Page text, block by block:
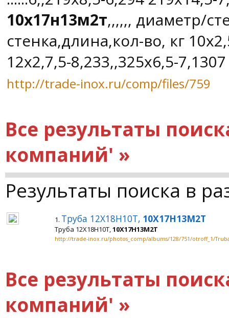
10х17н13м2т,,,,,, диаметр/
стенка,длина,кол-во, кг
12х2,7,5-8,233,,325x6,5-7,1307
http://trade-inox.ru/comp/files/759
Все результаты
компаний' »
Результаты поиска в
1. Труба 12Х18Н10Т, 10Х17Н13М2Т
Труба 12Х18Н10Т,10Х17Н13М2Т
http://trade-inox.ru/photos_comp/albums/128/751/otroff_1/
Все результаты
компаний' »